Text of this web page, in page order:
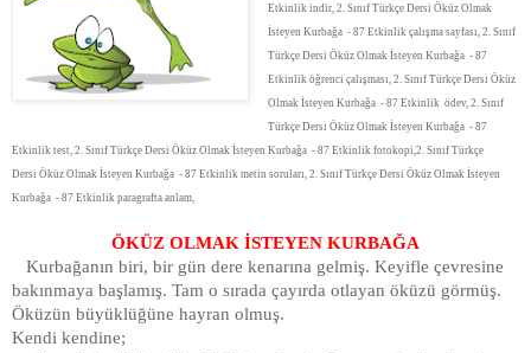
Etkinlik indir, 2. Sınıf Türkçe Dersi Öküz Olmak
İsteyen Kurbağa - 87 Etkinlik çalışma sayfası, 2. Sınıf
Türkçe Dersi Öküz Olmak İsteyen Kurbağa - 87
Etkinlik öğrenci çalışması, 2. Sınıf Türkçe Dersi Öküz
Olmak İsteyen Kurbağa - 87 Etkinlik ödev, 2. Sınıf
Türkçe Dersi Öküz Olmak İsteyen Kurbağa - 87
Etkinlik test, 2. Sınıf Türkçe Dersi Öküz Olmak İsteyen Kurbağa - 87 Etkinlik fotokopi,2. Sınıf Türkçe
Dersi Öküz Olmak İsteyen Kurbağa - 87 Etkinlik metin soruları, 2. Sınıf Türkçe Dersi Öküz Olmak İsteyen
Kurbağa - 87 Etkinlik paragrafta anlam,
ÖKÜZ OLMAK İSTEYEN KURBAĞA
Kurbağanın biri, bir gün dere kenarına gelmiş. Keyifle çevresine
bakınmaya başlamış. Tam o sırada çayırda otlayan öküzü görmüş.
Öküzün büyüklüğüne hayran olmuş.
Kendi kendine;